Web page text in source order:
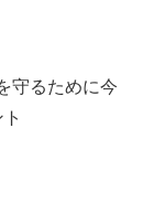
守るために今